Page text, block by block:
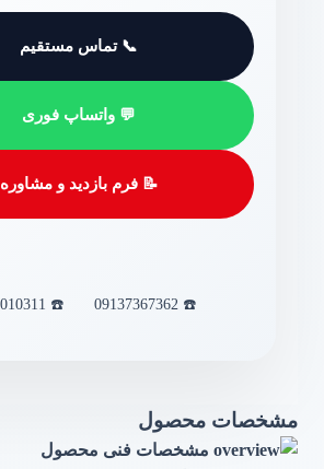
📞 تماس مستقیم
💬 واتساپ فوری
📝 فرم بازدید و مشاوره
☎️ 09137367362
☎️ 09358010311
مشخصات محصول
مشخصات فنی محصول